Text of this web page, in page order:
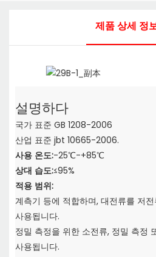
제품 상세 정
설명하다
국가 표준 GB 1208-2006
산업 표준 jbt 10665-2006.
사용 온도:-25℃-+85℃
상대 습도:≤95%
적용 범위:
계측기 등에 적합하며, 대전류를 저
사용됩니다.
정밀 측정을 위한 소전류, 정밀 측정
사용됩니다.